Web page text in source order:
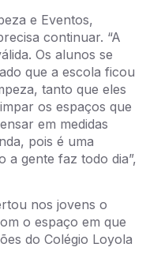
e Eventos,
continuar. “A
Os alunos se
que a escola ficou
tanto que eles
os espaços que
em medidas
pois é uma
a gente faz todo dia”,
nos jovens o
o espaço em que
do Colégio Loyola